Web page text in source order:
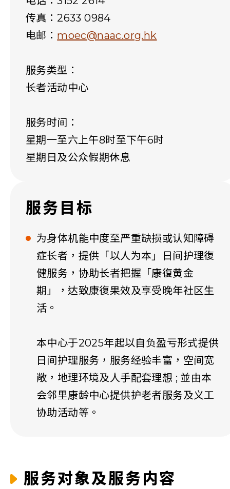
传真： 2633 0984
电邮： moec@naac.org.hk
服务类型：
长者活动中心
服务时间：
星期一至六上午8时至下午6时
星期日及公众假期休息
服务目标
为身体机能中度至严重缺损或认知障碍
症长者，提供「以人为本」日间护理復
健服务，协助长者把握「康復黄金
期」，达致康復果效及享受晚年社区生
活。
本中心于2025年起以自负盈亏形式提供
日间护理服务，服务经验丰富，空间宽
敞，地理环境及人手配套理想 ; 並由本
会邻里康龄中心提供护老者服务及义工
协助活动等。
服务对象及服务内容